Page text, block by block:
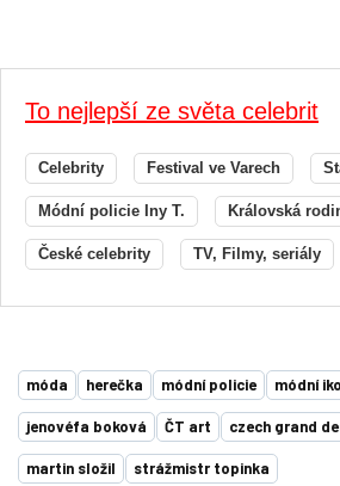
To nejlepší ze světa celebrit
Celebrity Festival ve Varech
Módní policie Iny T. Královská
České celebrity TV, Filmy, seriály
móda herečka módní policie módní
jenovéfa boková ČT art czech grand
martin složil strážmistr topinka